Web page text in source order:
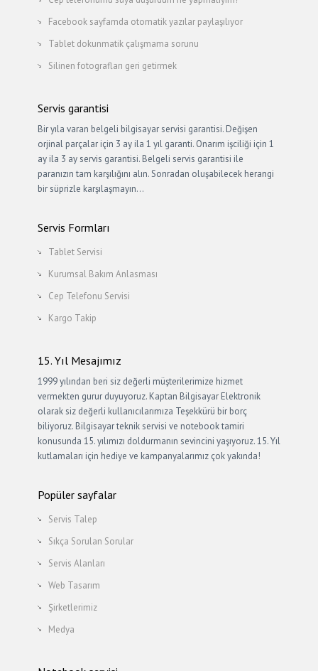
Facebook sayfamda otomatik yazılar paylaşılıyor
Tablet dokunmatik çalışmama sorunu
Silinen fotografları geri getirmek
Servis garantisi
Bir yıla varan belgeli bilgisayar servisi garantisi. Değişen
orjinal parçalar için 3 ay ila 1 yıl garanti. Onarım işciliği için 1
ay ila 3 ay servis garantisi. Belgeli servis garantisi ile
paranızın tam karşılığını alın. Sonradan oluşabilecek herangi
bir süprizle karşılaşmayın…
Servis Formları
Tablet Servisi
Kurumsal Bakım Anlasması
Cep Telefonu Servisi
Kargo Takip
15. Yıl Mesajımız
1999 yılından beri siz değerli müşterilerimize hizmet
vermekten gurur duyuyoruz. Kaptan Bilgisayar Elektronik
olarak siz değerli kullanıcılarımıza Teşekkürü bir borç
biliyoruz. Bilgisayar teknik servisi ve notebook tamiri
konusunda 15. yılımızı doldurmanın sevincini yaşıyoruz. 15. Yıl
kutlamaları için hediye ve kampanyalarımız çok yakında!
Popüler sayfalar
Servis Talep
Sıkça Sorulan Sorular
Servis Alanları
Web Tasarım
Şirketlerimiz
Medya